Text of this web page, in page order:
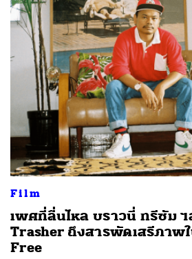
Film
เพศที่ลื่นไหล บราวนี่ ทรีซัม ฯ
Trasher ถึงสารพัดเสรีภาพ
Free
ค้นหา
SHARE TWEET LINE